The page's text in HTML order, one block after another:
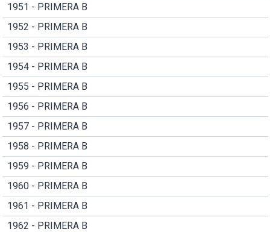
1951 - PRIMERA B
1952 - PRIMERA B
1953 - PRIMERA B
1954 - PRIMERA B
1955 - PRIMERA B
1956 - PRIMERA B
1957 - PRIMERA B
1958 - PRIMERA B
1959 - PRIMERA B
1960 - PRIMERA B
1961 - PRIMERA B
1962 - PRIMERA B